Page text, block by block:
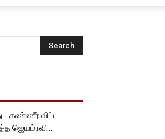
கண்ணீர் விட்ட
ஜெயம்ரவி …